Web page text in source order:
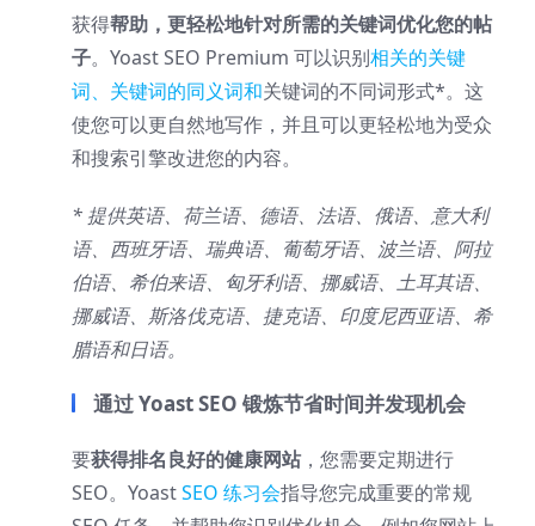
获得帮助，更轻松地针对所需的关键词优化您的帖
子。Yoast SEO Premium 可以识别相关的关键
词、关键词的同义词和关键词的不同词形式*。这
使您可以更自然地写作，并且可以更轻松地为受众
和搜索引擎改进您的内容。
* 提供英语、荷兰语、德语、法语、俄语、意大利
语、西班牙语、瑞典语、葡萄牙语、波兰语、阿拉
伯语、希伯来语、匈牙利语、挪威语、土耳其语、
挪威语、斯洛伐克语、捷克语、印度尼西亚语、希
腊语和日语。
通过 Yoast SEO 锻炼节省时间并发现机会
要获得排名良好的健康网站，您需要定期进行
SEO。YoastSEO 练习会指导您完成重要的常规